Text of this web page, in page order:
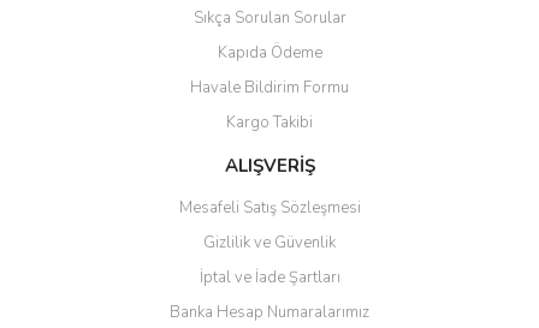
Ürün bilgilerinde hatalar bulunuyor.
Ürün fiyatı diğer sitelerden daha pahalı.
Bu ürüne benzer farklı alternatifler olmalı.
Gönder
Sıkça Sorulan Sorular
Kapıda Ödeme
Havale Bildirim Formu
Kargo Takibi
ALIŞVERİŞ
Mesafeli Satış Sözleşmesi
Gizlilik ve Güvenlik
İptal ve İade Şartları
Banka Hesap Numaralarımız